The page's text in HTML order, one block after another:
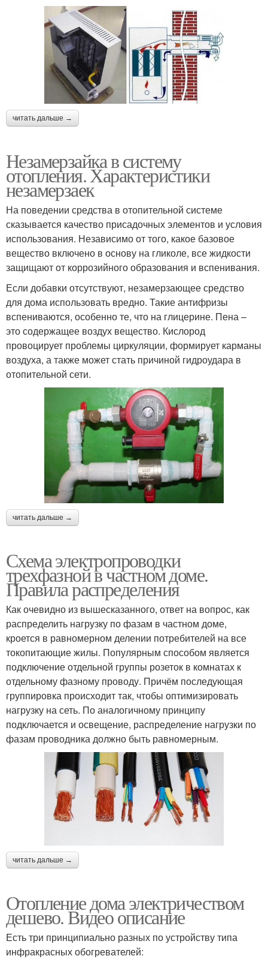
читать дальше →
Незамерзайка в систему
отопления. Характеристики
незамерзаек
На поведении средства в отопительной системе
сказывается качество присадочных элементов и условия
использования. Независимо от того, какое базовое
вещество включено в основу на гликоле, все жидкости
защищают от коррозийного образования и вспенивания.
Если добавки отсутствуют, незамерзающее средство
для дома использовать вредно. Такие антифризы
вспениваются, особенно те, что на глицерине. Пена –
это содержащее воздух вещество. Кислород
провоцирует проблемы циркуляции, формирует карманы
воздуха, а также может стать причиной гидроудара в
отопительной сети.
читать дальше →
Схема электропроводки
трехфазной в частном доме.
Правила распределения
Как очевидно из вышесказанного, ответ на вопрос, как
распределить нагрузку по фазам в частном доме,
кроется в равномерном делении потребителей на все
токопитающие жилы. Популярным способом является
подключение отдельной группы розеток в комнатах к
отдельному фазному проводу. Причём последующая
группировка происходит так, чтобы оптимизировать
нагрузку на сеть. По аналогичному принципу
подключается и освещение, распределение нагрузки по
фазам проводника должно быть равномерным.
читать дальше →
Отопление дома электричеством
дешево. Видео описание
Есть три принципиально разных по устройству типа
инфракрасных обогревателей: